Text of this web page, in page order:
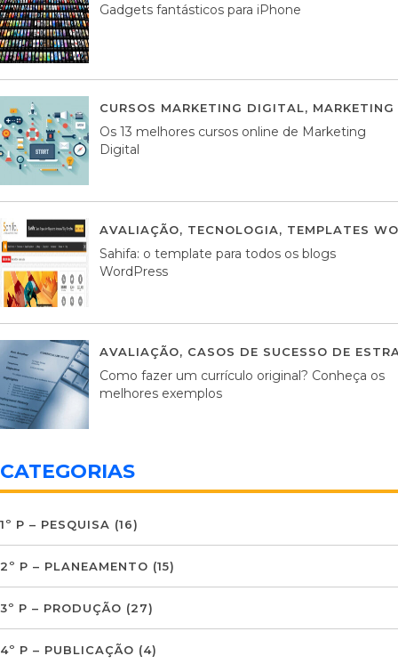
Gadgets fantásticos para iPhone
CURSOS MARKETING DIGITAL,
Os 13 melhores cursos online de Marketing
Digital
AVALIAÇÃO, TECNOLOGIA, TEMPLATES
Sahifa: o template para todos os blogs
WordPress
AVALIAÇÃO, CASOS DE SUCESSO DE
Como fazer um currículo original? Conheça os
melhores exemplos
CATEGORIAS
1º P – PESQUISA (16)
2º P – PLANEAMENTO (15)
3º P – PRODUÇÃO (27)
4º P – PUBLICAÇÃO (4)